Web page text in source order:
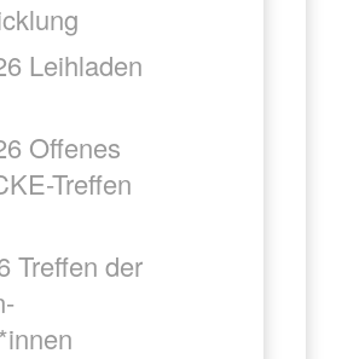
Leihladen
Offenes
Treffen
Treffen der